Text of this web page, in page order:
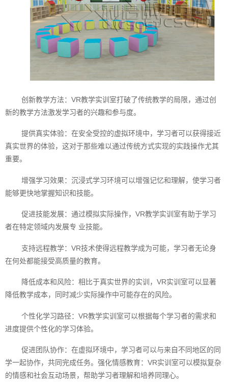
创新教学方法：VR教学实训室打破了传统教学的局限，通过创
新的教学方法激发学习者的兴趣和参与度。
提供真实体验：在安全受控的虚拟环境中，学习者可以获得接近
真实世界的体验，这对于那些难以通过传统方式实现的实践操作尤其
重要。
增强学习效果：沉浸式学习环境可以增强记忆和理解，使学习者
能够更快地掌握知识和技能。
促进技能发展：通过模拟实际操作，VR教学实训室有助于学习
者在特定领域内发展专 业技能。
支持远程教学：VR技术使得远程教学成为可能，学习者无论身
在何处都能接受高质量的教育。
降低成本和风险：相比于真实世界的实训，VR实训室可以显著
降低教学成本，同时减少实际操作中可能存在的风险。
个性化学习路径：VR教学实训室可以根据每个学习者的需求和
进度提供个性化的学习体验。
促进团队协作：在虚拟环境中，学习者可以与来自不同地区的同
学一起协作，共同完成任务。强化情感教育：VR实训室可以模拟复杂
的情感和社会互动场景，帮助学习者理解和培养同理心。